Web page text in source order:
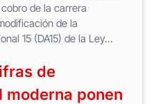
de la carrera
de la
15 (DA15) de la Ley...
de
moderna ponen